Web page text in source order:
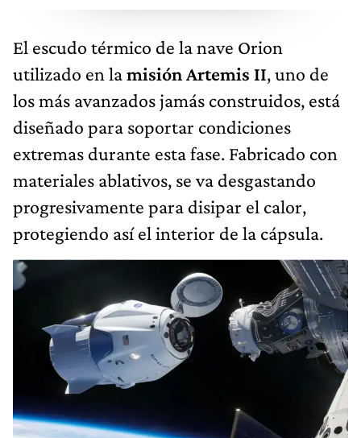
El escudo térmico de la nave Orion
utilizado en lamisión Artemis II, uno de
los más avanzados jamás construidos, está
diseñado para soportar condiciones
extremas durante esta fase. Fabricado con
materiales ablativos, se va desgastando
progresivamente para disipar el calor,
protegiendo así el interior de la cápsula.